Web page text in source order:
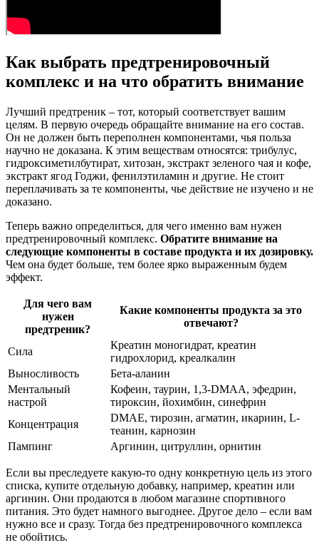
Как выбрать предтренировочный
комплекс и на что обратить внимание
Лучший предтреник – тот, который соответствует вашим
целям. В первую очередь обращайте внимание на его состав.
Он не должен быть переполнен компонентами, чья польза
научно не доказана. К этим веществам относятся: трибулус,
гидроксиметилбутират, хитозан, экстракт зеленого чая и кофе,
экстракт ягод Годжи, фенилэтиламин и другие. Не стоит
переплачивать за те компоненты, чье действие не изучено и не
доказано.
Теперь важно определиться, для чего именно вам нужен
предтренировочный комплекс. Обратите внимание на
следующие компоненты в составе продукта и их дозировку.
Чем она будет больше, тем более ярко выраженным будем
эффект.
Для чего вам
нужен
предтреник?
Какие компоненты продукта за это
отвечают?
Сила
Креатин моногидрат, креатин
гидрохлорид, креалкалин
Выносливость
Бета-аланин
Ментальный
настрой
Кофеин, таурин, 1,3-DMAA, эфедрин,
тироксин, йохимбин, синефрин
Концентрация
DMAE, тирозин, агматин, икариин, L-
теанин, карнозин
Пампинг
Аргинин, цитруллин, орнитин
Если вы преследуете какую-то одну конкретную цель из этого
списка, купите отдельную добавку, например, креатин или
аргинин. Они продаются в любом магазине спортивного
питания. Это будет намного выгоднее. Другое дело – если вам
нужно все и сразу. Тогда без предтренировочного комплекса
не обойтись.